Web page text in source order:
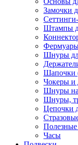
Замочки
Штампы
Шнуры
Шапочки
Чокеры и
Шнуры
Шнуры,
Цепочки
Часы